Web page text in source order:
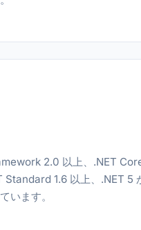
2.0 以上、.NET
Standard 1.6 以上、.NET 5
います。